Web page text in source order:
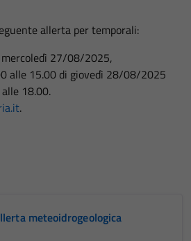
allerta per temporali:
27/08/2025,
alle 15.00 di giovedì 28/08/2025
18.00.
.
meteoidrogeologica